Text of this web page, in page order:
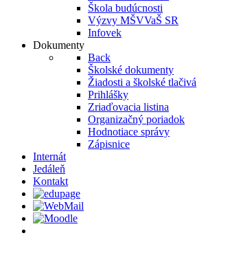
Škola budúcnosti
Výzvy MŠVVaŠ SR
Infovek
Dokumenty
Back
Školské dokumenty
Žiadosti a školské tlačivá
Prihlášky
Zriaďovacia listina
Organizačný poriadok
Hodnotiace správy
Zápisnice
Internát
Jedáleň
Kontakt